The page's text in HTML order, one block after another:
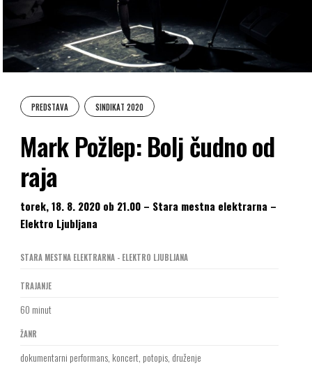
PREDSTAVA SINDIKAT 2020
Mark Požlep: Bolj čudno od
raja
torek, 18. 8. 2020 ob 21.00 – Stara mestna elektrarna –
Elektro Ljubljana
STARA MESTNA ELEKTRARNA - ELEKTRO LJUBLJANA
TRAJANJE
60 minut
ŽANR
dokumentarni performans, koncert, potopis, druženje